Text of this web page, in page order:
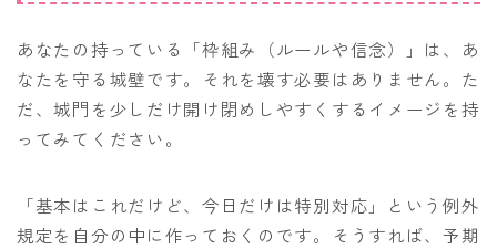
あなたの持っている「枠組み（ルールや信念）」は、あ
なたを守る城壁です。それを壊す必要はありません。た
だ、城門を少しだけ開け閉めしやすくするイメージを持
ってみてください。
「基本はこれだけど、今日だけは特別対応」という例外
規定を自分の中に作っておくのです。そうすれば、予期